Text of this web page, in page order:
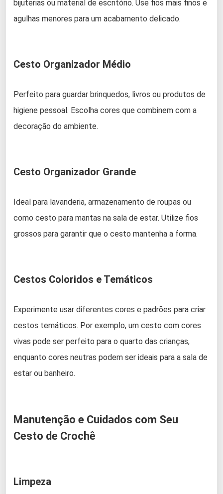
bijuterias ou material de escritório. Use fios mais finos e
agulhas menores para um acabamento delicado.
Cesto Organizador Médio
Perfeito para guardar brinquedos, livros ou produtos de
higiene pessoal. Escolha cores que combinem com a
decoração do ambiente.
Cesto Organizador Grande
Ideal para lavanderia, armazenamento de roupas ou
como cesto para mantas na sala de estar. Utilize fios
grossos para garantir que o cesto mantenha a forma.
Cestos Coloridos e Temáticos
Experimente usar diferentes cores e padrões para criar
cestos temáticos. Por exemplo, um cesto com cores
vivas pode ser perfeito para o quarto das crianças,
enquanto cores neutras podem ser ideais para a sala de
estar ou banheiro.
Manutenção e Cuidados com Seu
Cesto de Crochê
Limpeza